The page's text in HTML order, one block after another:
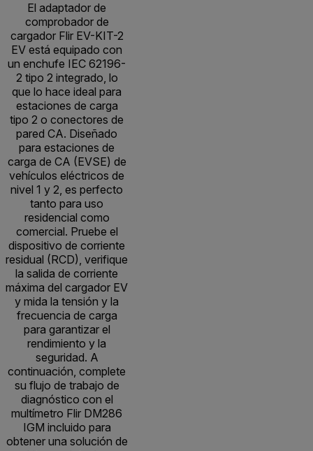
El adaptador de
comprobador de
cargador Flir EV-KIT-2
EV está equipado con
un enchufe IEC 62196-
2 tipo 2 integrado, lo
que lo hace ideal para
estaciones de carga
tipo 2 o conectores de
pared CA. Diseñado
para estaciones de
carga de CA (EVSE) de
vehículos eléctricos de
nivel 1 y 2, es perfecto
tanto para uso
residencial como
comercial. Pruebe el
dispositivo de corriente
residual (RCD), verifique
la salida de corriente
máxima del cargador EV
y mida la tensión y la
frecuencia de carga
para garantizar el
rendimiento y la
seguridad. A
continuación, complete
su flujo de trabajo de
diagnóstico con el
multímetro Flir DM286
IGM incluido para
obtener una solución de